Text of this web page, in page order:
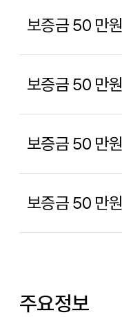
보증금 50 만원
보증금 50 만원
보증금 50 만원
보증금 50 만원
주요정보